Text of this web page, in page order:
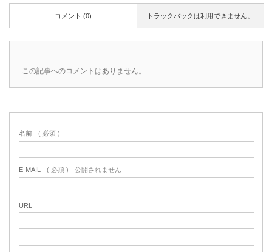
トラックバックは利用できません。
コメント (0)
この記事へのコメントはありません。
名前 ( 必須 )
E-MAIL ( 必須 ) - 公開されません -
URL